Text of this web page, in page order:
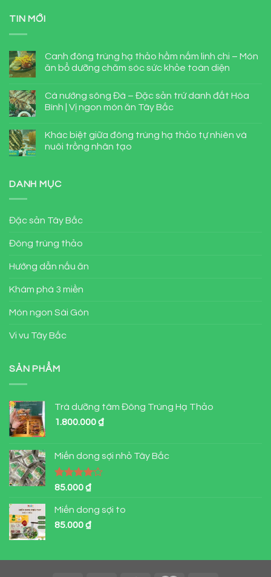
TIN MỚI
Canh đông trùng hạ thảo hầm nấm linh chi – Món
ăn bổ dưỡng chăm sóc sức khỏe toàn diện
Cá nướng sông Đà – Đặc sản trứ danh đất Hòa
Bình | Vị ngon món ăn Tây Bắc
Khác biệt giữa đông trùng hạ thảo tự nhiên và
nuôi trồng nhân tạo
DANH MỤC
Đặc sản Tây Bắc
Đông trùng thảo
Hướng dẫn nấu ăn
Khám phá 3 miền
Món ngon Sài Gòn
Vi vu Tây Bắc
SẢN PHẨM
Trà dưỡng tâm Đông Trùng Hạ Thảo
1.800.000₫
Miến dong sợi nhỏ Tây Bắc
Được
4.00
5
sao
85.000₫
Miến dong sợi to
85.000₫